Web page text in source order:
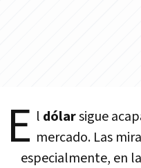
E l dólarsigue
mercado. Las
especialmente, en la